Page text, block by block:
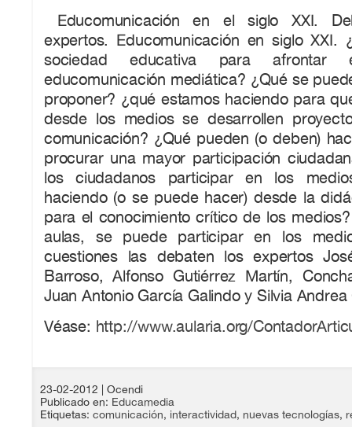
Educomunicación en el siglo XXI.
expertos. Educomunicación en siglo XXI.
sociedad educativa para
educomunicación mediática? ¿Qué se
proponer? ¿qué estamos haciendo para
desde los medios se desarrollen
comunicación? ¿Qué pueden (o deben)
procurar una mayor participación
los ciudadanos participar en los
haciendo (o se puede hacer) desde la
para el conocimiento crítico de los
aulas, se puede participar en los
cuestiones las debaten los expertos
Barroso, Alfonso Gutiérrez Martín,
Juan Antonio García Galindo y Silvia
Véase: http://www.aularia.org/
23-02-2012
| Ocendi
Publicado en: Educamedia
Etiquetas: comunicación, interactividad, nuevas tecnologías,